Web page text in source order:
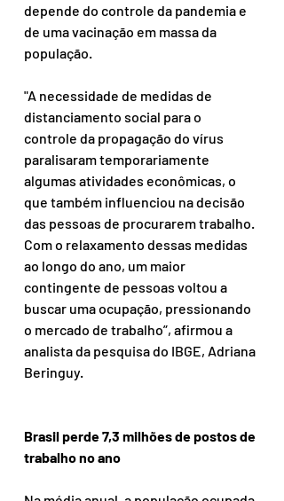
depende do controle da pandemia e
de uma vacinação em massa da
população.
"A necessidade de medidas de
distanciamento social para o
controle da propagação do vírus
paralisaram temporariamente
algumas atividades econômicas, o
que também influenciou na decisão
das pessoas de procurarem trabalho.
Com o relaxamento dessas medidas
ao longo do ano, um maior
contingente de pessoas voltou a
buscar uma ocupação, pressionando
o mercado de trabalho”, afirmou a
analista da pesquisa do IBGE, Adriana
Beringuy.
Brasil perde 7,3 milhões de postos de
trabalho no ano